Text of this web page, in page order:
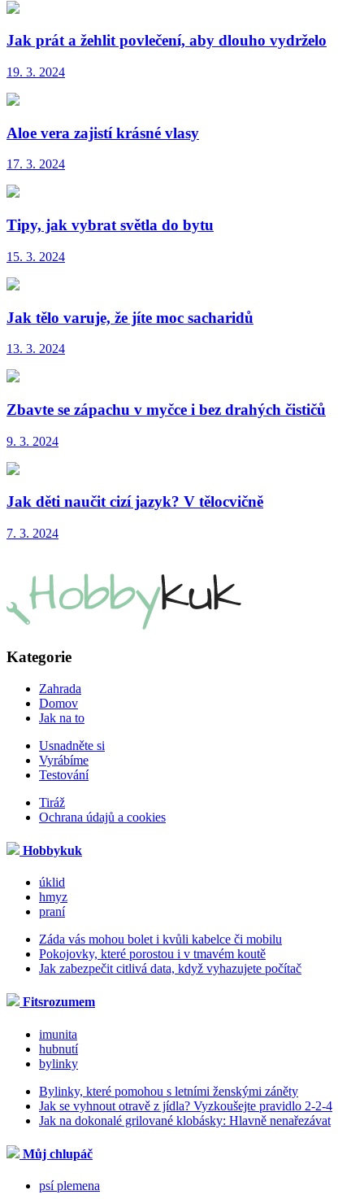
Jak prát a žehlit povlečení, aby dlouho vydrželo
19. 3. 2024
Aloe vera zajistí krásné vlasy
17. 3. 2024
Tipy, jak vybrat světla do bytu
15. 3. 2024
Jak tělo varuje, že jíte moc sacharidů
13. 3. 2024
Zbavte se zápachu v myčce i bez drahých čističů
9. 3. 2024
Jak děti naučit cizí jazyk? V tělocvičně
7. 3. 2024
Kategorie
Zahrada
Domov
Jak na to
Usnadněte si
Vyrábíme
Testování
Tiráž
Ochrana údajů a cookies
Hobbykuk
úklid
hmyz
praní
Záda vás mohou bolet i kvůli kabelce či mobilu
Pokojovky, které porostou i v tmavém koutě
Jak zabezpečit citlivá data, když vyhazujete počítač
Fitsrozumem
imunita
hubnutí
bylinky
Bylinky, které pomohou s letními ženskými záněty
Jak se vyhnout otravě z jídla? Vyzkoušejte pravidlo 2-2-4
Jak na dokonalé grilované klobásky: Hlavně nenařezávat
Můj chlupáč
psí plemena